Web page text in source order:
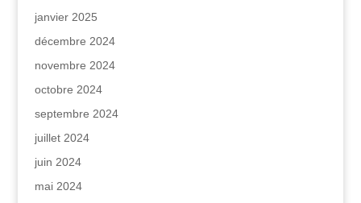
janvier 2025
décembre 2024
novembre 2024
octobre 2024
septembre 2024
juillet 2024
juin 2024
mai 2024